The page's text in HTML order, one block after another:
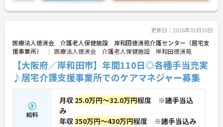
更新日：2026年01月30日
医療法人徳洲会 介護老人保健施設 岸和田徳洲苑介護センター（居宅支
援事業所）
医療法人徳洲会 介護老人保健施設 岸和田徳洲苑
【大阪府／岸和田市】年間110日◎各種手当充実
♪居宅介護支援事業所でのケアマネジャー募集
給料
月収 25.0万円～32.0万円程度 ※諸手当込
み
年収350万円～430万円程度 ※諸手当込み